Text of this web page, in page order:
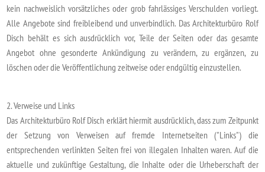
kein nachweislich vorsätzliches oder grob fahrlässiges Verschulden vorliegt.
Alle Angebote sind freibleibend und unverbindlich. Das Architekturbüro Rolf
Disch behält es sich ausdrücklich vor, Teile der Seiten oder das gesamte
Angebot ohne gesonderte Ankündigung zu verändern, zu ergänzen, zu
löschen oder die Veröffentlichung zeitweise oder endgültig einzustellen.
2. Verweise und Links
Das Architekturbüro Rolf Disch erklärt hiermit ausdrücklich, dass zum Zeitpunkt
der Setzung von Verweisen auf fremde Internetseiten ("Links") die
entsprechenden verlinkten Seiten frei von illegalen Inhalten waren. Auf die
aktuelle und zukünftige Gestaltung, die Inhalte oder die Urheberschaft der